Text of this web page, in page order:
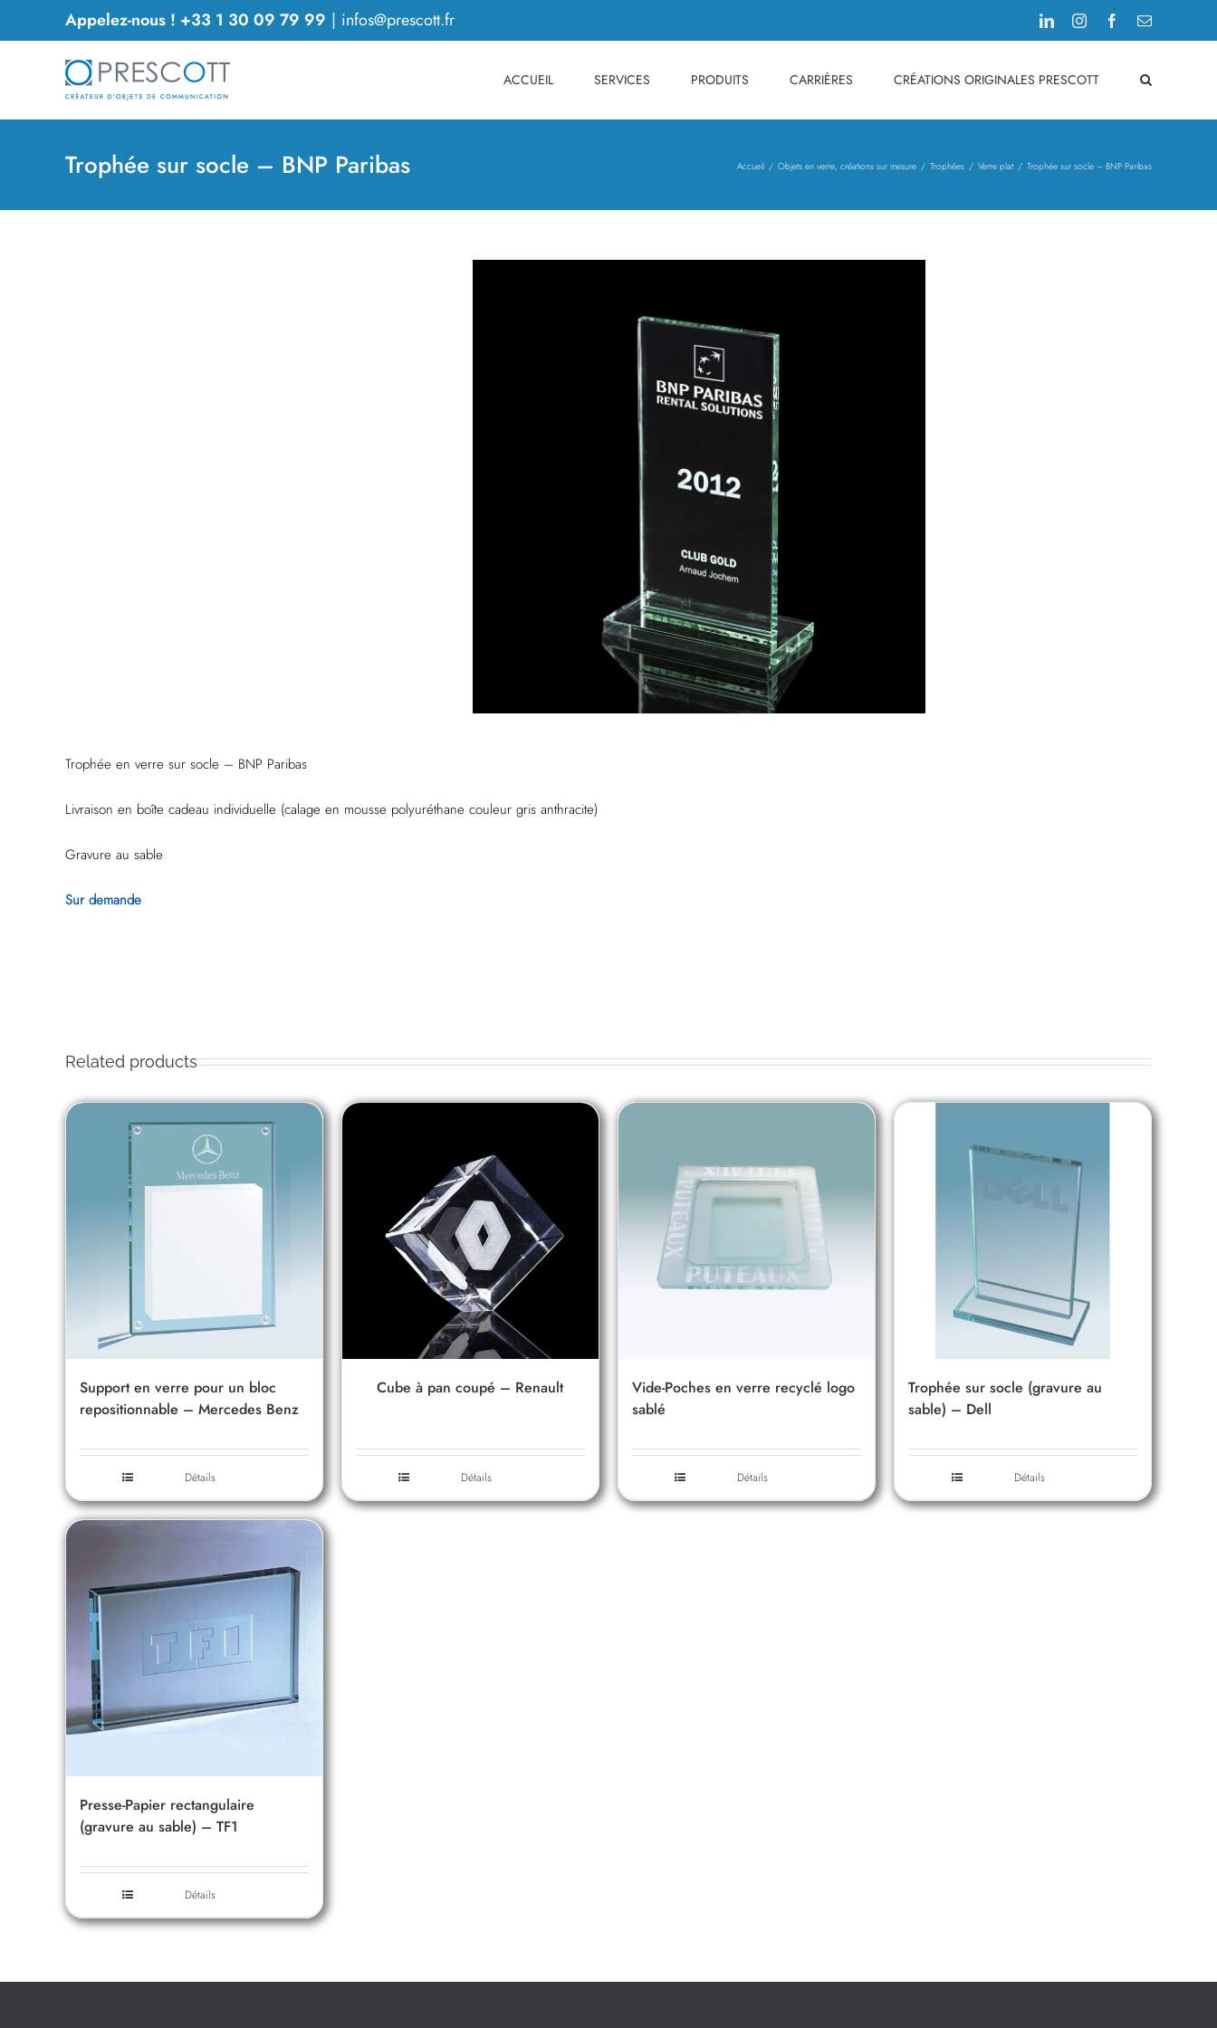
au
Appelez-nous ! +33 1 30 09 79 99 | infos@prescott.fr LinkedInInstagramFacebook
Email
ACCUEIL SERVICES PRODUITS CARRIÈRES CRÉATIONS ORIGINALES PRESCOTT
Trophée sur socle – BNP Paribas Accueil Objets en verre, créations sur mesure Trophées Verre plat Trophée sur socle – BNP Paribas
Trophée en verre sur socle – BNP Paribas
Livraison en boîte cadeau individuelle (calage en mousse polyuréthane couleur gris anthracite)
Gravure au sable
Sur demande
Related products
Support en verre pour un bloc
repositionnable – Mercedes Benz
Détails
Cube à pan coupé – Renault
Détails
Vide-Poches en verre recyclé logo
sablé
Détails
Trophée sur socle (gravure au
sable) – Dell
Détails
Presse-Papier rectangulaire
(gravure au sable) – TF1
Détails